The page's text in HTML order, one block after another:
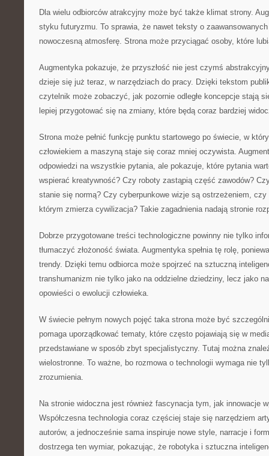
Dla wielu odbiorców atrakcyjny może być także klimat strony.
styku futuryzmu. To sprawia, że nawet teksty o
nowoczesną atmosferę. Strona może przyciągać osoby, które
Augmentyka pokazuje, że przyszłość nie jest czymś
dzieje się już teraz, w narzędziach do pracy. Dzięki tekstom
czytelnik może zobaczyć, jak pozornie odległe koncepcje stają
lepiej przygotować się na zmiany, które będą coraz bardziej
Strona może pełnić funkcję punktu startowego po świecie, w
człowiekiem a maszyną staje się coraz mniej oczywista.
odpowiedzi na wszystkie pytania, ale pokazuje, które pytania
wspierać kreatywność? Czy roboty zastąpią część zawodów?
stanie się normą? Czy cyberpunkowe wizje są ostrzeżeniem,
którym zmierza cywilizacja? Takie zagadnienia nadają stronie
Dobrze przygotowane treści technologiczne powinny nie tylko
tłumaczyć złożoność świata. Augmentyka spełnia tę rolę,
trendy. Dzięki temu odbiorca może spojrzeć na sztuczną
transhumanizm nie tylko jako na oddzielne dziedziny, lecz jako
opowieści o ewolucji człowieka.
W świecie pełnym nowych pojęć taka strona może być
pomaga uporządkować tematy, które często pojawiają się w
przedstawiane w sposób zbyt specjalistyczny. Tutaj można
wielostronne. To ważne, bo rozmowa o technologii wymaga nie
zrozumienia.
Na stronie widoczna jest również fascynacja tym, jak innowacje
Współczesna technologia coraz częściej staje się narzędziem
autorów, a jednocześnie sama inspiruje nowe style, narracje i
dostrzega ten wymiar, pokazując, że robotyka i sztuczna